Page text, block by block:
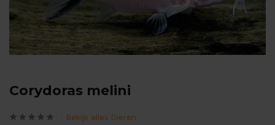
Corydoras melini
Bekijk alles Dieren